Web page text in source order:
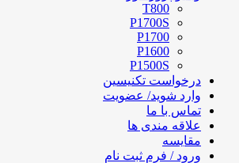
T800
P1700S
P1700
P1600
P1500S
درخواست تکنیسین
وارد شوید/ عضویت
تماس با ما
علاقه مندی ها
مقایسه
ورود / فرم ثبت نام